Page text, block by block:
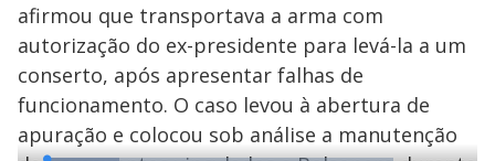
afirmou que transportava a arma com
autorização do ex-presidente para levá-la a um
conserto, após apresentar falhas de
funcionamento. O caso levou à abertura de
apuração e colocou sob análise a manutenção